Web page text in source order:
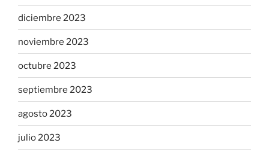
diciembre 2023
noviembre 2023
octubre 2023
septiembre 2023
agosto 2023
julio 2023